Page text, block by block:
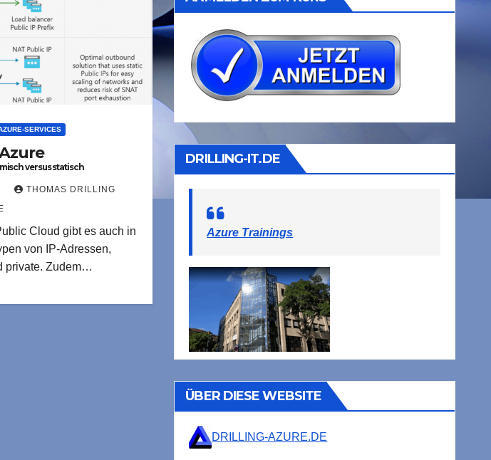
SERVICES
versus statisch
THOMAS DRILLING
Cloud gibt es auch in
von IP-Adressen,
private. Zudem…
DRILLING-IT.DE
Azure Trainings
ÜBER DIESE WEBSITE
DRILLING-AZURE.DE